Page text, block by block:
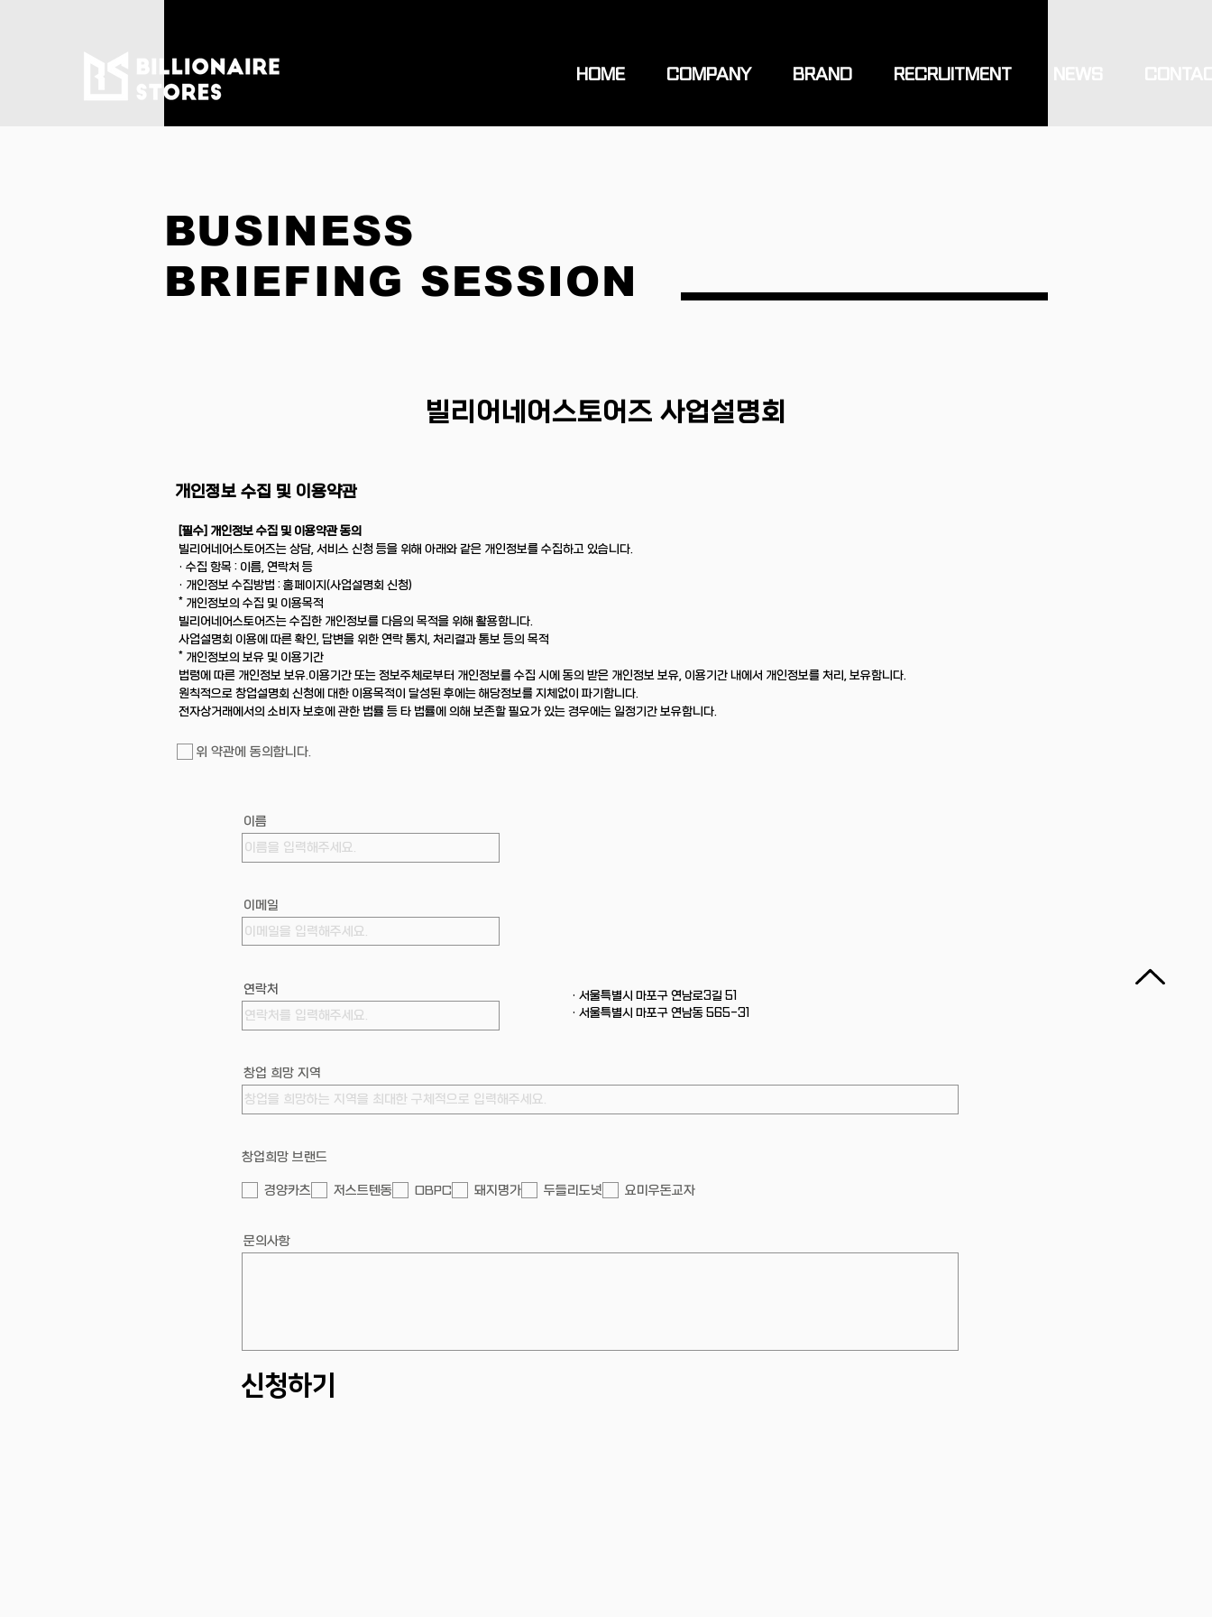
HOME COMPANY BRAND RECRUITMENT
빌리어네어스토어즈 사업설명회
​개인정보 수집 및 이용약관
[필수] 개인정보 수집 및 이용약관 동의
빌리어네어스토어즈는 상담, 서비스 신청 등을 위해 아래와 같은 개인정보를 수집하고 있습니다.
· 수집 항목 : 이름, 연락처 등
· 개인정보 수집방법 : 홈페이지(사업설명회 신청)
* 개인정보의 수집 및 이용목적
빌리어네어스토어즈는 수집한 개인정보를 다음의 목적을 위해 활용합니다.
사업설명회 이용에 따른 확인, 답변을 위한 연락 통치, 처리결과 통보 등의 목적
* 개인정보의 보유 및 이용기간
법령에 따른 개인정보 보유.이용기간 또는 정보주체로부터 개인정보를 수집 시에 동의 받은 개인정보 보유, 이용기간 내에서 개인정보를 처리, 보유합니다.
원칙적으로 창업설명회 신청에 대한 이용목적이 달성된 후에는 해당정보를 지체없이 파기합니다.
전자상거래에서의 소비자 보호에 관한 법률 등 타 법률에 의해 보존할 필요가 있는 경우에는 일정기간 보유합니다.
위 약관에 동의합니다.
이름
이메일
연락처
· 서울특별시 마포구 연남로3길 51
· 서울특별시 마포구 연남동 565-31
창업 희망 지역
창업희망 브랜드
경양카츠 저스트텐동 OBPC 돼지명가 두들리도넛 요미우돈교자
문의사항
신청하기
BUSINESS
BRIEFING SESSION